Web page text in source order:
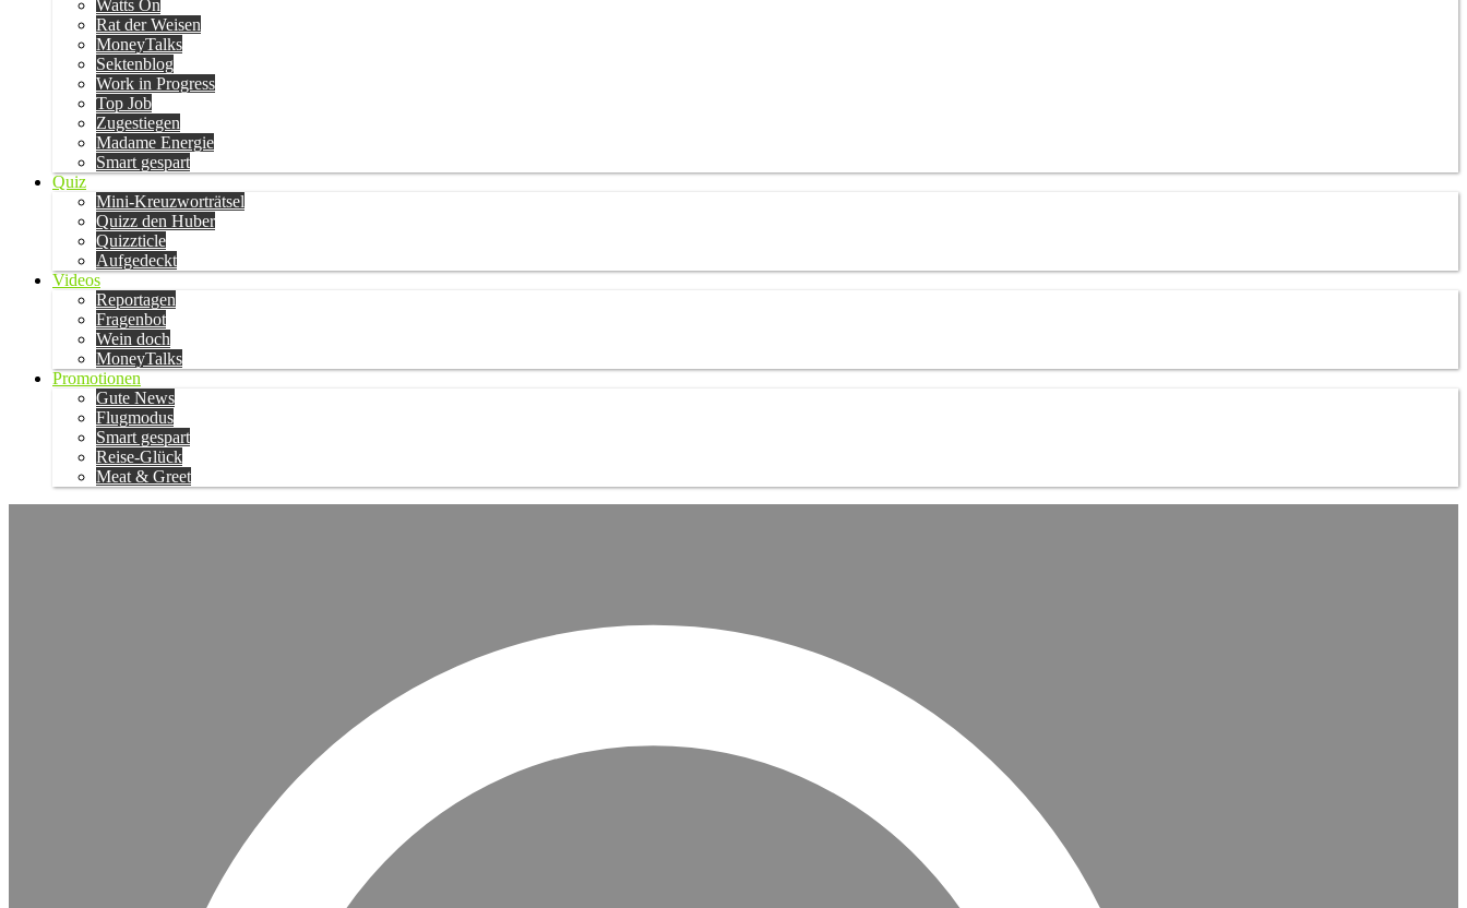
Watts On
Rat der Weisen
MoneyTalks
Sektenblog
Work in Progress
Top Job
Zugestiegen
Madame Energie
Smart gespart
Quiz
Mini-Kreuzworträtsel
Quizz den Huber
Quizzticle
Aufgedeckt
Videos
Reportagen
Fragenbot
Wein doch
MoneyTalks
Promotionen
Gute News
Flugmodus
Smart gespart
Reise-Glück
Meat & Greet